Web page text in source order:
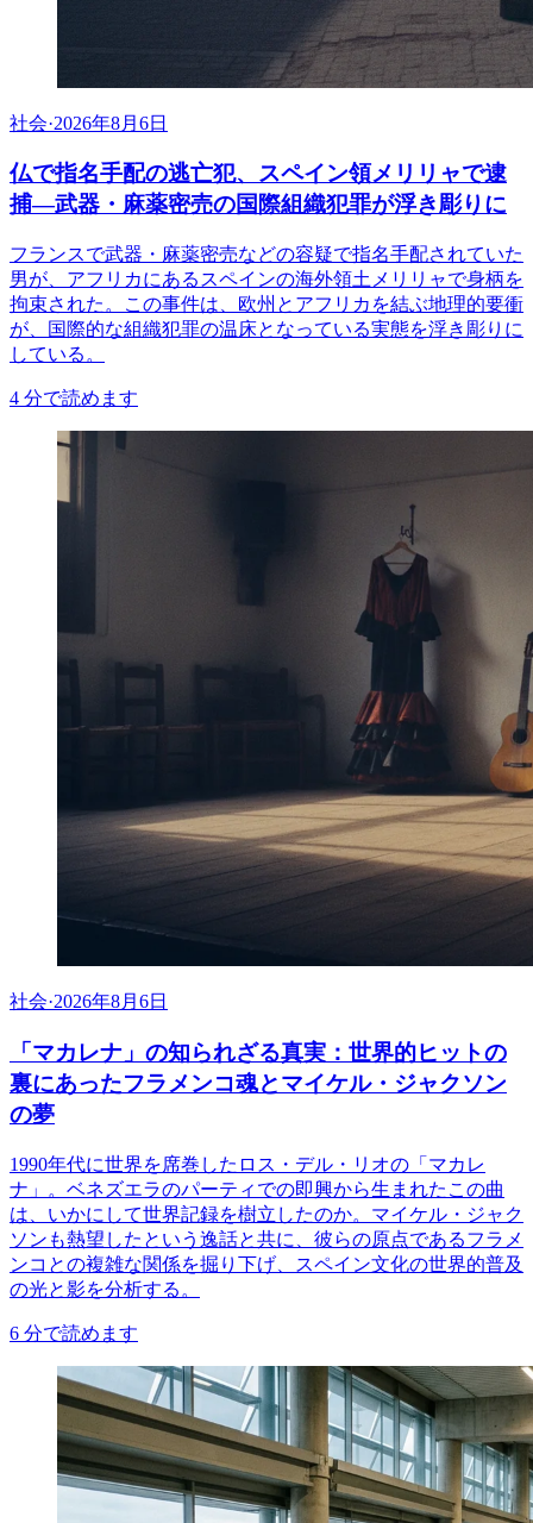
社会·2026年8月6日
仏で指名手配の逃亡犯、スペイン領メリリャで逮
捕―武器・麻薬密売の国際組織犯罪が浮き彫りに
フランスで武器・麻薬密売などの容疑で指名手配されていた
男が、アフリカにあるスペインの海外領土メリリャで身柄を
拘束された。この事件は、欧州とアフリカを結ぶ地理的要衝
が、国際的な組織犯罪の温床となっている実態を浮き彫りに
している。
4 分で読めます
社会·2026年8月6日
「マカレナ」の知られざる真実：世界的ヒットの
裏にあったフラメンコ魂とマイケル・ジャクソン
の夢
1990年代に世界を席巻したロス・デル・リオの「マカレ
ナ」。ベネズエラのパーティでの即興から生まれたこの曲
は、いかにして世界記録を樹立したのか。マイケル・ジャク
ソンも熱望したという逸話と共に、彼らの原点であるフラメ
ンコとの複雑な関係を掘り下げ、スペイン文化の世界的普及
の光と影を分析する。
6 分で読めます